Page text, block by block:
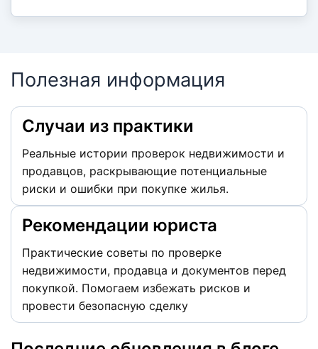
Полезная информация
Случаи из практики
Реальные истории проверок недвижимости и
продавцов, раскрывающие потенциальные
риски и ошибки при покупке жилья.
Рекомендации юриста
Практические советы по проверке
недвижимости, продавца и документов перед
покупкой. Помогаем избежать рисков и
провести безопасную сделку